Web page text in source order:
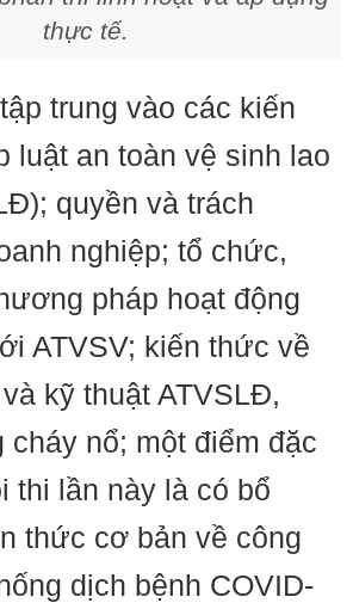
thực tế.
trung vào các kiến
luật an toàn vệ sinh lao
quyền và trách
nghiệp; tổ chức,
pháp hoạt động
ATVSV; kiến thức về
kỹ thuật ATVSLĐ,
cháy nổ; một điểm đặc
thi lần này là có bổ
thức cơ bản về công
dịch bệnh COVID-